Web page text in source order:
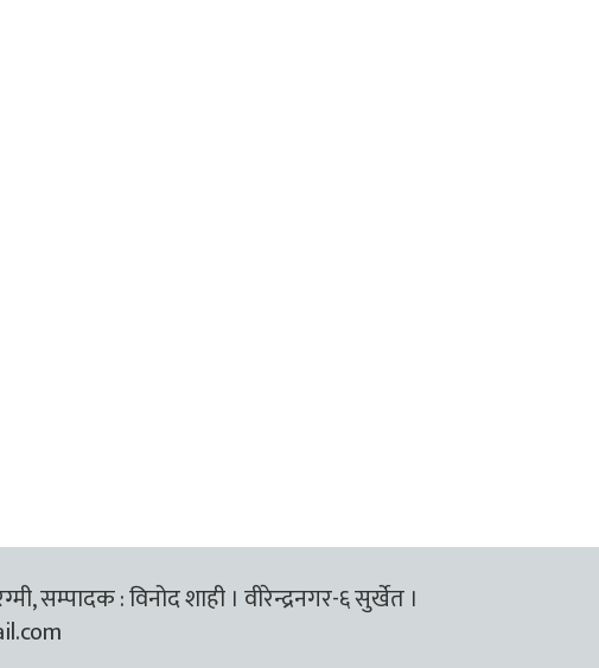
सम्पादक : विनोद शाही । वीरेन्द्रनगर-६ सुर्खेत ।